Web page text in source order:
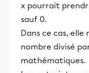
x pourrait
sauf 0.
Dans ce cas,
nombre divisé
mathématiques.